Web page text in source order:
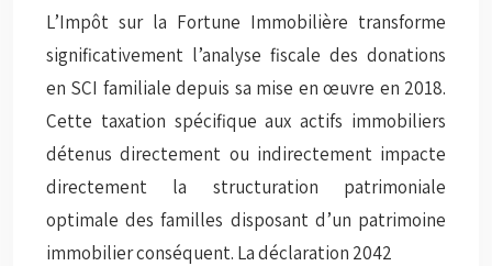
L’Impôt sur la Fortune Immobilière transforme
significativement l’analyse fiscale des donations
en SCI familiale depuis sa mise en œuvre en 2018.
Cette taxation spécifique aux actifs immobiliers
détenus directement ou indirectement impacte
directement la structuration patrimoniale
optimale des familles disposant d’un patrimoine
immobilier conséquent. La déclaration 2042